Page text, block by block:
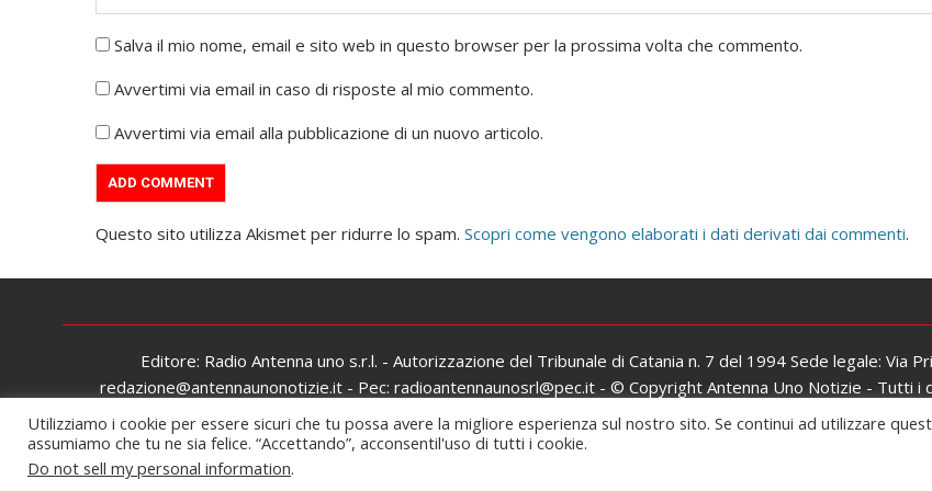
Salva il mio nome, email e sito web in questo browser per la prossima volta che commento.
Avvertimi via email in caso di risposte al mio commento.
Avvertimi via email alla pubblicazione di un nuovo articolo.
Questo sito utilizza Akismet per ridurre lo spam. Scopri come vengono elaborati i dati derivati dai commenti.
Editore: Radio Antenna uno s.r.l. - Autorizzazione del Tribunale di Catania n. 7 del 1994 Sede legale: Via
redazione@antennaunonotizie.it - Pec: radioantennaunosrl@pec.it - © Copyright Antenna Uno Notizie -
Iscrizione al ROC: n. 26979 del 06/02/2017
Proudly powered by WordPress
Utilizziamo i cookie per essere sicuri che tu possa avere la migliore esperienza sul nostro sito. Se continui ad utilizzare
assumiamo che tu ne sia felice. “Accettando”, acconsentil'uso di tutti i cookie.
Do not sell my personal information.